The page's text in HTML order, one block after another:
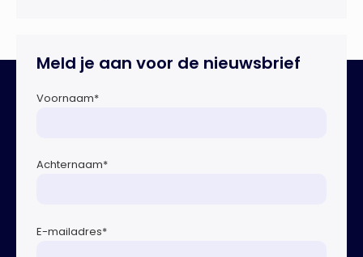
noodaggregaten.Begin dit jaar vond […]
Meld je aan voor de nieuwsbrief
Voornaam*
Achternaam*
E-mailadres*